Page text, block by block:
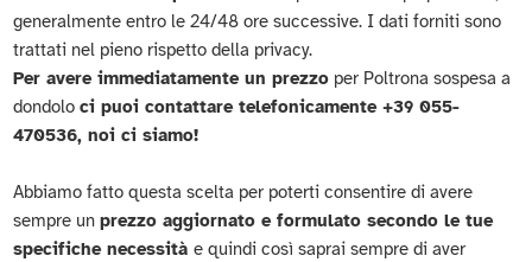
generalmente entro le 24/48 ore successive. I dati forniti sono
trattati nel pieno rispetto della privacy.
Per avere immediatamente un prezzo per Poltrona sospesa a
dondoloci puoi contattare telefonicamente +39 055-
470536, noi ci siamo!
Abbiamo fatto questa scelta per poterti consentire di avere
sempre unprezzo aggiornato e formulato secondo le tue
specifiche necessitàe quindi così saprai sempre di aver